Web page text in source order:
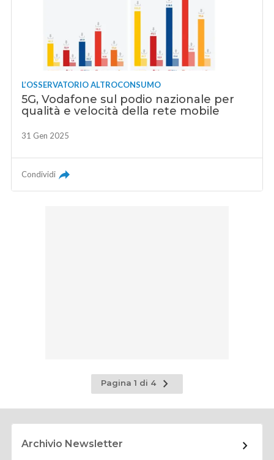
L’OSSERVATORIO ALTROCONSUMO
5G, Vodafone sul podio nazionale per
qualità e velocità della rete mobile
31 Gen 2025
Condividi
Pagina 1 di 4
Pagina
successiva
Archivio Newsletter